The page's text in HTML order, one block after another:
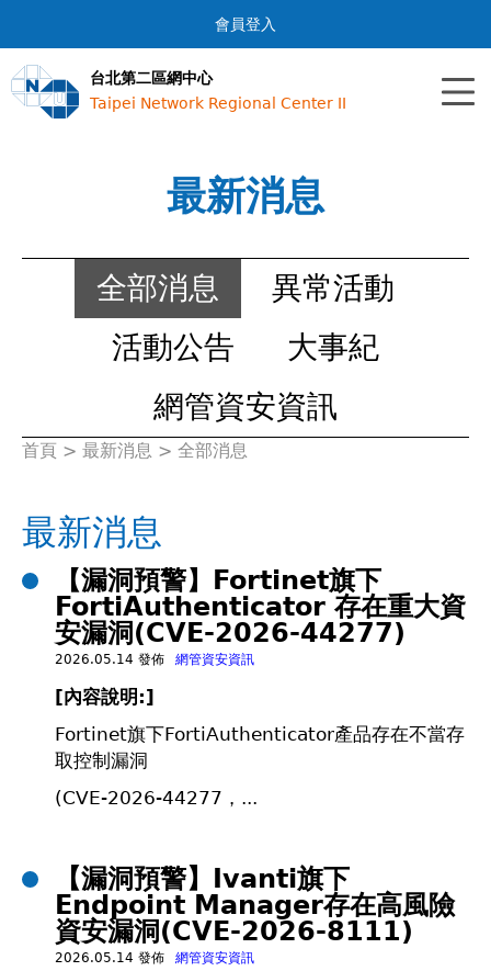
Jump to navigation
會員登入
台北第二區網中心
Taipei Network Regional Center II
最新消息
全部消息
異常活動
活動公告
大事紀
網管資安資訊
您
在
這
首頁 > 最新消息 > 全部消息
最新消息
【漏洞預警】Fortinet旗下
FortiAuthenticator 存在重大資
安漏洞(CVE-2026-44277)
2026.05.14 發佈 網管資安資訊
[內容說明:]
Fortinet旗下FortiAuthenticator產品存在不當存
取控制漏洞
(CVE-2026-44277，...
【漏洞預警】Ivanti旗下
Endpoint Manager存在高風險
資安漏洞(CVE-2026-8111)
2026.05.14 發佈 網管資安資訊